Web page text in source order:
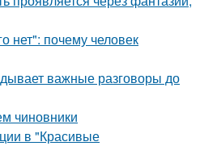
нет": почему человек
важные разговоры до
чиновники
в "Красивые